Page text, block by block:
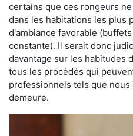
certains que ces rongeurs
dans les habitations les plus
d'ambiance favorable
constante). Il serait donc
davantage sur les habitudes
tous les procédés qui
professionnels tels que
demeure.